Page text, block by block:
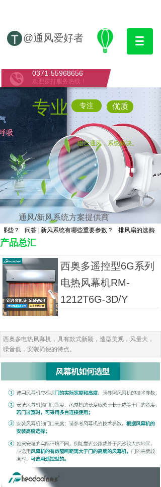
@通风爱好者
T
0371-55968656
欢迎拨打服务热线！
专业 专注 优质
组合通风，系统解决。
通风/新风系统方案提供商
问答 | 新风系统有哪些重要参数？ 排风扇的选购技巧有
产品总汇
西奥多遥控型6G系列
电热风幕机RM-
1212T6G-3D/Y
西奥多电热风幕机，具有款式新颖，造型美观，风量大，
噪音低，安装简便的特点。